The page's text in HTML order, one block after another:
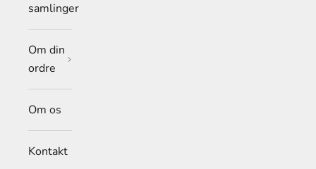
samlinger
Om din
ordre
Om os
Kontakt